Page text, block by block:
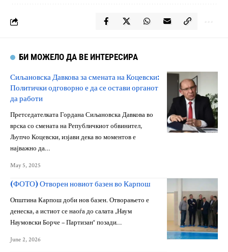
БИ МОЖЕЛО ДА ВЕ ИНТЕРЕСИРА
Сиљановска Давкова за смената на Коцевски:
Политички одговорно е да се остави органот
да работи
Претседателката Гордана Сиљановска Давкова во
врска со смената на Републичкиот обвинител,
Љупчо Коцевски, изјави дека во моментов е
најважно да…
May 5, 2025
(ФОТО) Отворен новиот базен во Карпош
Општина Карпош доби нов базен. Отворањето е
денеска, а истиот се наоѓа до салата „Наум
Наумовски Борче – Партизан“ позади…
June 2, 2026